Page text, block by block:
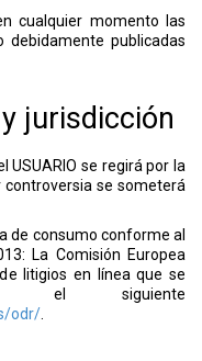
cualquier momento las
debidamente publicadas
jurisdicción
USUARIO se regirá por la
se someterá
de consumo conforme al
La Comisión Europea
litigios en línea que se
el siguiente
odr/